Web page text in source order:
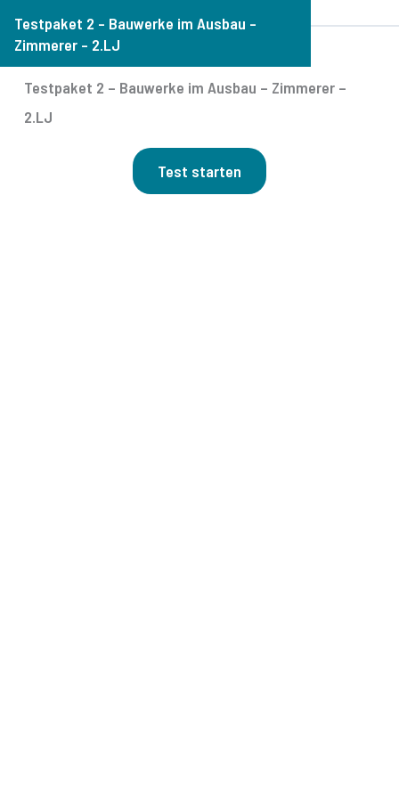
Testpaket 2 – Bauwerke im Ausbau –
Zimmerer – 2.LJ
Testpaket 2 – Bauwerke im Ausbau – Zimmerer –
2.LJ